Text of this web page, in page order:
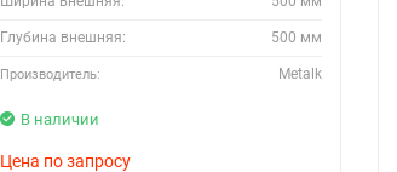
Глубина внешняя: 500 мм
Производитель: Metalk
В наличии
Цена по запросу